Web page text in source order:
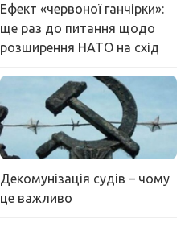
Ефект «червоної ганчірки»:
ще раз до питання щодо
розширення НАТО на схід
Декомунізація судів – чому
це важливо